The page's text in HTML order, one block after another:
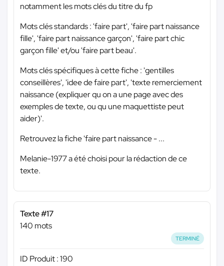
notamment les mots clés du titre du fp
Mots clés standards : 'faire part', 'faire part naissance
fille', 'faire part naissance garçon', 'faire part chic
garçon fille' et/ou 'faire part beau'.
Mots clés spécifiques à cette fiche : 'gentilles
conseillères', 'idee de faire part', 'texte remerciement
naissance (expliquer qu on a une page avec des
exemples de texte, ou qu une maquettiste peut
aider)'.
Retrouvez la fiche 'faire part naissance - ...
Melanie-1977 a été choisi pour la rédaction de ce
texte.
Texte #17
140 mots
TERMINÉ
ID Produit : 190